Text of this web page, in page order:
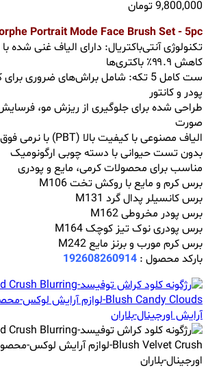
9,800,000تومان
Portrait Mode Face Brush Set - 5pc
تکنولوژی آنتی‌باکتریال: دارای الیاف غنی شده
کاهش ۹۹.۹٪ باکتری‌ها
ست کامل 5 تکه: شامل براش‌های ضروری
پودر و کانتور
طراحی شده برای جلوگیری از ریزش مو،
صورت
الیاف مصنوعی با کیفیت بالا (PBT) با نرمی فوق‌العاده
بدون تست حیوانی با دسته چوبی ارگونومیک
مناسب برای محصولات کرمی، مایع و پودری
برس کرم و مایع با روکش تخت M106
برس کانسیلر پدال گرد M131
برس پودر مخروطی M162
برس پودری نوک تیز کوچک M164
برس کرم مورب و برنز مایع M242
بارکد محصول : 192608260914